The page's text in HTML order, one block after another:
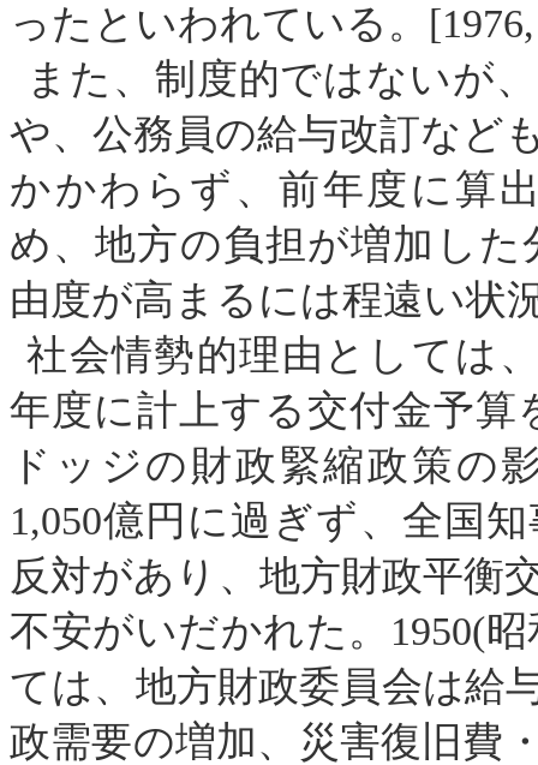
ったといわれている。 [1976
また、制度的ではないが
や、公務員の給与改訂など
かかわらず、前年度に算
め、地方の負担が増加し
由度が高まるには程遠い状
社会情勢的理由としては
年度に計上する交付金予算
ドッジの財政緊縮政策の
1,050億円に過ぎず、全国
反対があり、地方財政平衡
不安がいだかれた。 1950(昭
ては、地方財政委員会は給
政需要の増加、災害復旧費